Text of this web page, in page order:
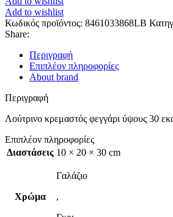
Add to wishlist
Κωδικός προϊόντος: 8461033868LB
Share:
Περιγραφή
Επιπλέον πληροφορίες
About brand
Περιγραφή
Λούτρινο κρεμαστός φεγγάρι ύψους 30
Επιπλέον πληροφορίες
Διαστάσεις 10 × 20 × 30 cm
Χρώμα
Γαλάζιο
,